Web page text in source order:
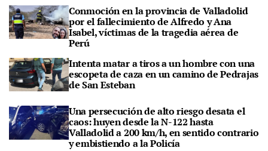
Conmoción en la provincia de Valladolid
por el fallecimiento de Alfredo y Ana
Isabel, víctimas de la tragedia aérea de
Perú
Intenta matar a tiros a un hombre con una
escopeta de caza en un camino de Pedrajas
de San Esteban
Una persecución de alto riesgo desata el
caos: huyen desde la N-122 hasta
Valladolid a 200 km/h, en sentido contrario
y embistiendo a la Policía